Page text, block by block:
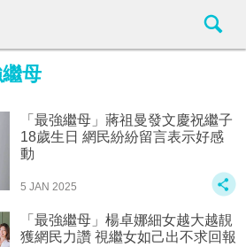
母
「最強繼母」蔣祖曼發文慶祝繼子
18歲生日 網民紛紛留言表示好感
動
5 JAN 2025
「最強繼母」楊卓娜細女越大越靚
獲網民力讚 視繼女如己出不求回報